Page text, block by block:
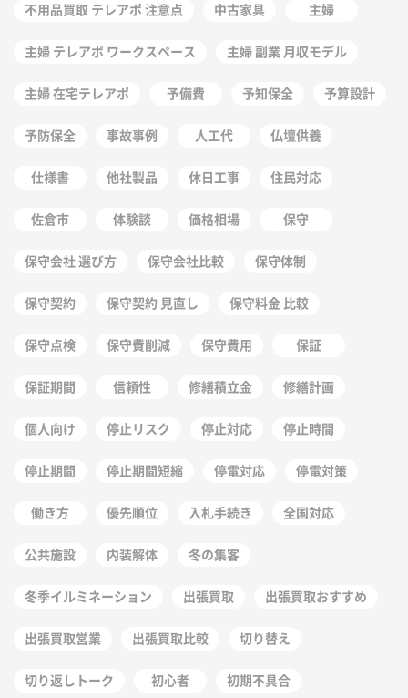
不用品買取 テレアポ 注意点 中古家具 主婦
主婦 テレアポ ワークスペース 主婦 副業 月収モデル
主婦 在宅テレアポ 予備費 予知保全 予算設計
予防保全 事故事例 人工代 仏壇供養
仕様書 他社製品 休日工事 住民対応
佐倉市 体験談 価格相場 保守
保守会社 選び方 保守会社比較 保守体制
保守契約 保守契約 見直し 保守料金 比較
保守点検 保守費削減 保守費用 保証
保証期間 信頼性 修繕積立金 修繕計画
個人向け 停止リスク 停止対応 停止時間
停止期間 停止期間短縮 停電対応 停電対策
働き方 優先順位 入札手続き 全国対応
公共施設 内装解体 冬の集客
冬季イルミネーション 出張買取 出張買取おすすめ
出張買取営業 出張買取比較 切り替え
切り返しトーク 初心者 初期不具合